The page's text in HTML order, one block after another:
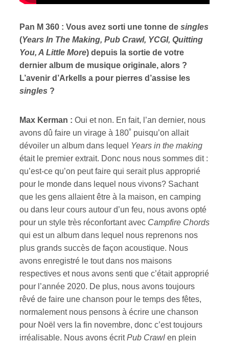
Pan M 360 : Vous avez sorti une tonne de singles
(Years In The Making, Pub Crawl, YCGI, Quitting
You, A Little More) depuis la sortie de votre
dernier album de musique originale, alors ?
L’avenir d’Arkells a pour pierres d’assise les
singles ?
Max Kerman : Oui et non. En fait, l’an dernier, nous
avons dû faire un virage à 180˚ puisqu’on allait
dévoiler un album dans lequel Years in the making
était le premier extrait. Donc nous nous sommes dit :
qu’est-ce qu’on peut faire qui serait plus approprié
pour le monde dans lequel nous vivons? Sachant
que les gens allaient être à la maison, en camping
ou dans leur cours autour d’un feu, nous avons opté
pour un style très réconfortant avec Campfire Chords
qui est un album dans lequel nous reprenons nos
plus grands succès de façon acoustique. Nous
avons enregistré le tout dans nos maisons
respectives et nous avons senti que c’était approprié
pour l’année 2020. De plus, nous avons toujours
rêvé de faire une chanson pour le temps des fêtes,
normalement nous pensons à écrire une chanson
pour Noël vers la fin novembre, donc c’est toujours
irréalisable. Nous avons écritPub Crawl en plein